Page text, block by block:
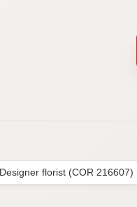
Designer florist (COR 216607)